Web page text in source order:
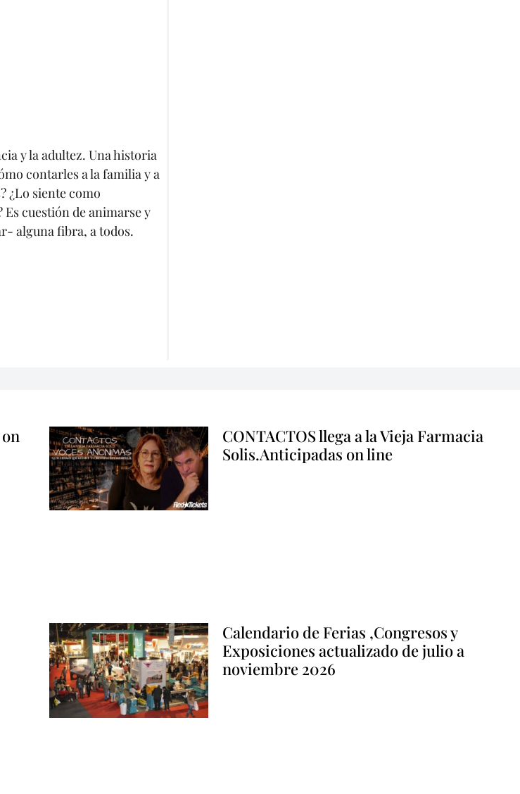
y la adultez. Una historia
contarles a la familia y a
¿Lo siente como
Es cuestión de animarse y
alguna fibra, a todos.
CONTACTOS llega a la Vieja Farmacia
Solis.Anticipadas on line
Calendario de Ferias ,Congresos y
Exposiciones actualizado de julio a
noviembre 2026